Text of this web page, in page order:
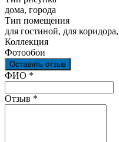
дома, города
Тип помещения
для гостиной, для
Коллекция
Фотообои
Оставить отзыв
Ваш отзыв был отправлен!
ФИО *
Отзыв *